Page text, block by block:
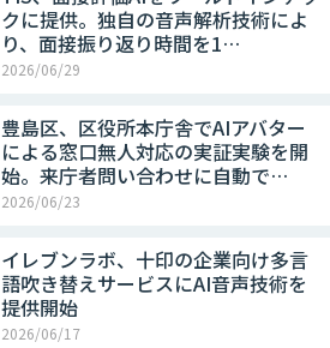
クに提供。独自の音声解析技術によ
り、面接振り返り時間を1…
2026/06/29
豊島区、区役所本庁舎でAIアバター
による窓口無人対応の実証実験を開
始。来庁者問い合わせに自動で…
2026/06/23
イレブンラボ、十印の企業向け多言
語吹き替えサービスにAI音声技術を
提供開始
2026/06/17